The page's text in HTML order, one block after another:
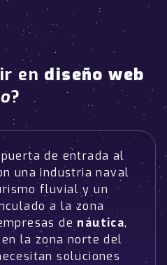
en diseño web
?
de entrada al
una industria naval
fluvial y un
a la zona
de náutica,
la zona norte del
soluciones